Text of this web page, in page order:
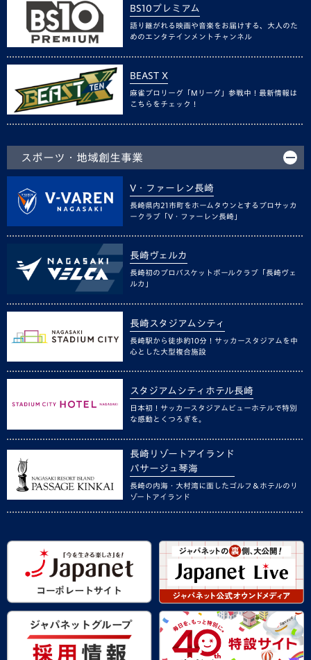
BS10プレミアム
語り継がれる映画や音楽をお届けする、大人のた
めのエンタテインメントチャンネル
BEAST X
麻雀プロリーグ「Mリーグ」参戦中！最新情報は
こちらをチェック！
スポーツ・地域創生事業
V・ファーレン長崎
長崎県内21市町をホームタウンとするプロサッカ
ークラブ「V・ファーレン長崎」
長崎ヴェルカ
長崎初のプロバスケットボールクラブ「長崎ヴェ
ルカ」
長崎スタジアムシティ
長崎駅から徒歩約10分！サッカースタジアムを中
心とした大型複合施設
スタジアムシティホテル長崎
日本初！サッカースタジアムビューホテルで特別
な感動とくつろぎを。
長崎リゾートアイランド
パサージュ琴海
長崎の内海・大村湾に面したゴルフ＆ホテルのリ
ゾートアイランド